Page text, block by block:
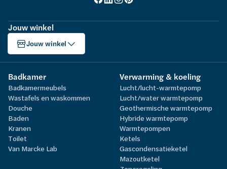
Jouw winkel
Jouw winkel
Badkamer
Badkamermeubels
Wastafels en waskommen
Douche
Baden
Kranen
Toilet
Van Marcke Lab
Verwarming & koeling
Lucht/lucht-warmtepomp
Lucht/water warmtepomp
Geothermische warmtepomp
Hybride warmtepomp
Warmtepompen
Ketels
Gascondensatieketel
Mazoutketel